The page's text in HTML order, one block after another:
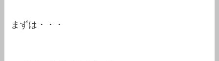
まずは・・・